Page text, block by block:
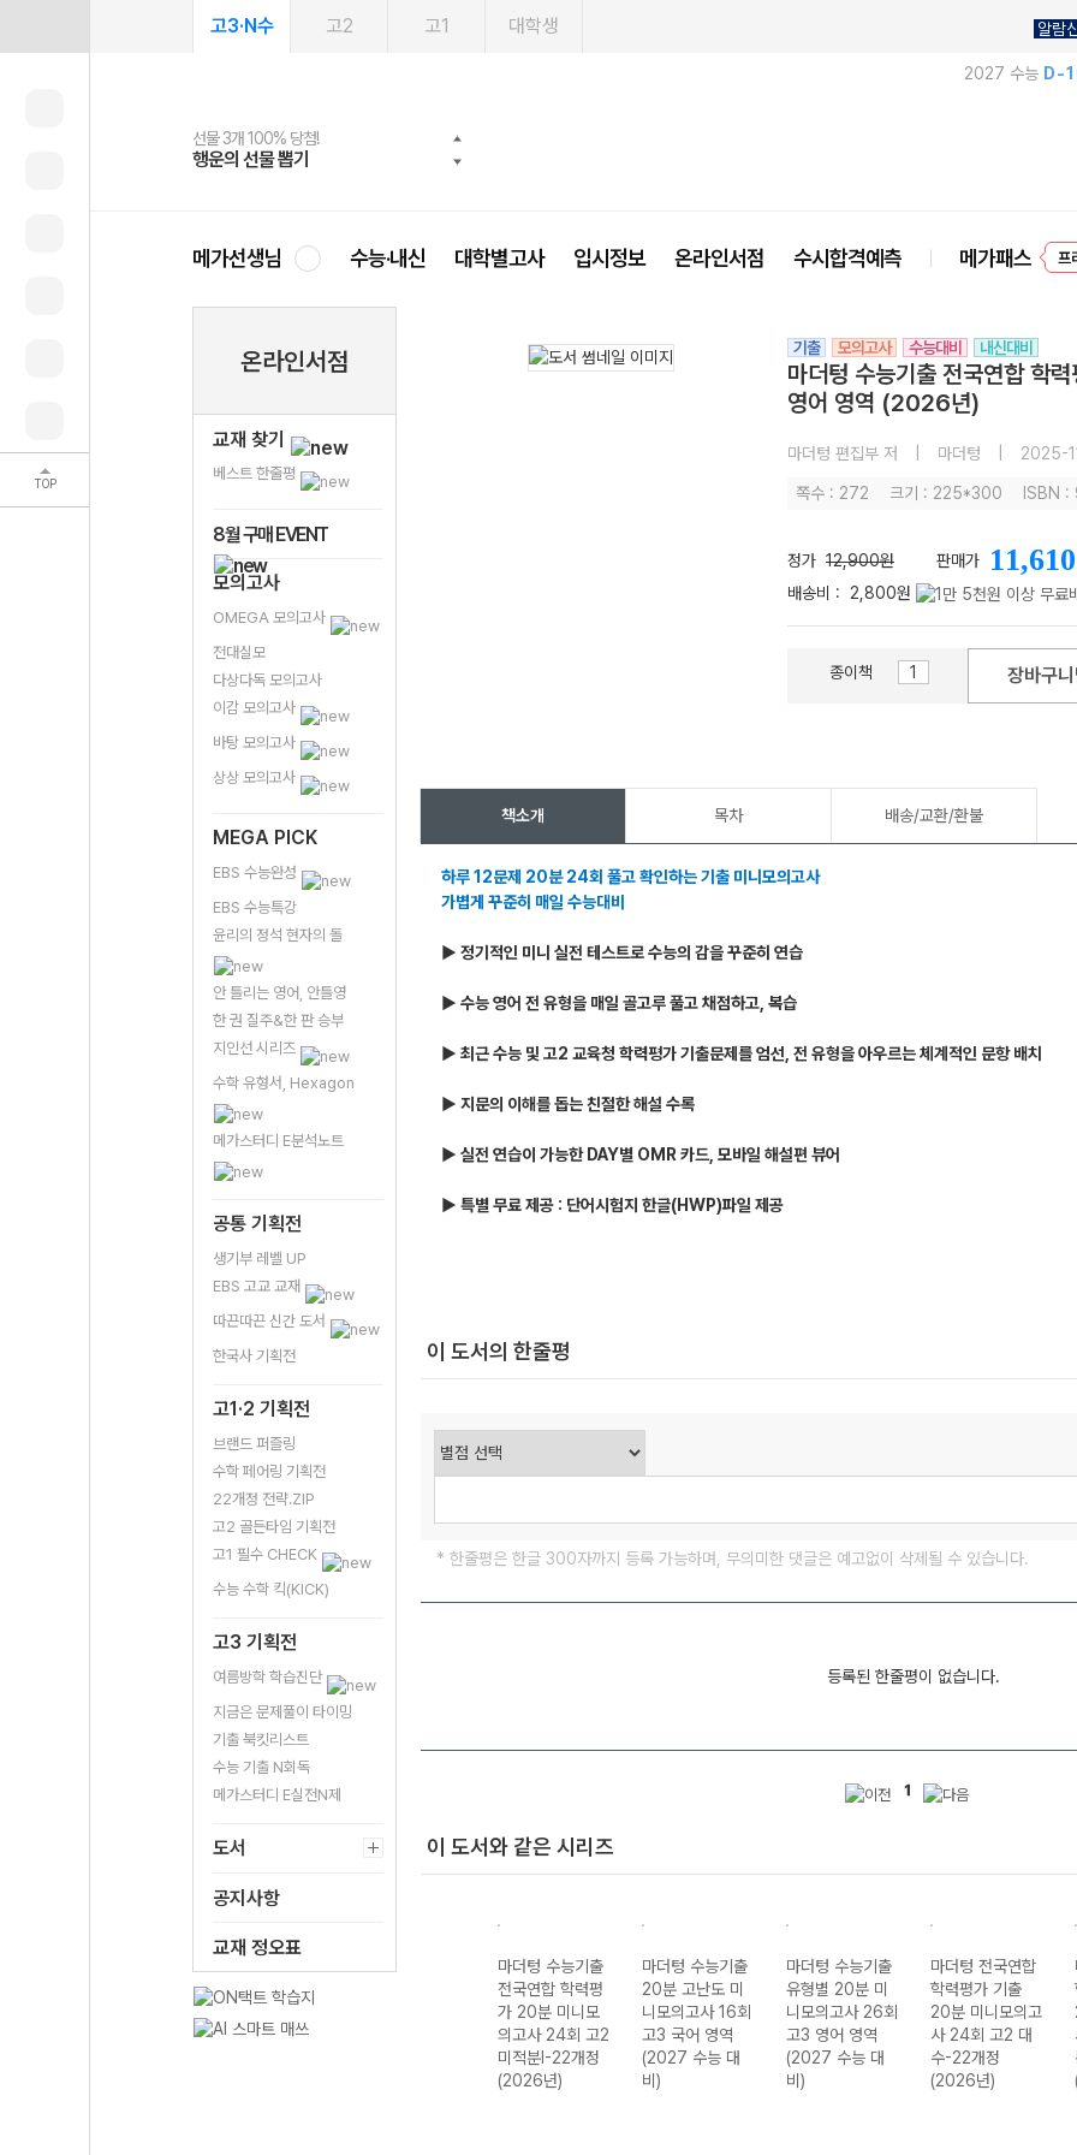
TOP
고3·N수 고2 고1 대학생 알람
2027 수능 D-
선물 3개 100% 당첨!
행운의 선물 뽑기
선물 100% 증정!
메가스터디 X 올리브
여름방학 스터디 캐시백
메가런 썸머스쿨
2027 러셀 단과
강사 공개선발
스마트러닝앱
설문 EVENT
메가패스
3일 무료 체험권
메가패스 수강생 무료혜택!
메가클럽 멤버십
사회공헌 캠페인
희망이룸 메가나눔
메가선생님 수능·내신 대학별고사 입시정보 온라인서점 수시합격예측 메가패스
프
온라인서점
교재 찾기
베스트 한줄평
8월 구매 EVENT
모의고사
OMEGA 모의고사
전대실모
다상다독 모의고사
이감 모의고사
바탕 모의고사
상상 모의고사
MEGA PICK
EBS 수능완성
EBS 수능특강
윤리의 정석 현자의 돌
안 틀리는 영어, 안틀영
한 권 질주&한 판 승부
지인선 시리즈
수학 유형서, Hexagon
메가스터디 E분석노트
공통 기획전
생기부 레벨 UP
EBS 고교 교재
따끈따끈 신간 도서
한국사 기획전
고1·2 기획전
브랜드 퍼즐링
수학 페어링 기획전
22개정 전략.ZIP
고2 골든타임 기획전
고1 필수 CHECK
수능 수학 킥(KICK)
고3 기획전
여름방학 학습진단
지금은 문제풀이 타이밍
기출 북킷리스트
수능 기출 N회독
메가스터디 E실전N제
도서
공지사항
교재 정오표
기출 모의고사 수능대비 내신대비
마더텅 수능기출 전국연합 학
영어 영역 (2026년)
마더텅 편집부 저 마더텅 2025-
쪽수 : 272 크기 : 225*300 ISBN
정가 12,900원 판매가 11,610
배송비 : 2,800원
종이책 장바구니
책소개 목차 배송/교환/환불
하루 12문제 20분 24회 풀고 확인하는 기출 미니모의고사
가볍게 꾸준히 매일 수능대비
▶ 정기적인 미니 실전 테스트로 수능의 감을 꾸준히 연습
▶ 수능 영어 전 유형을 매일 골고루 풀고 채점하고, 복습
▶ 최근 수능 및 고2 교육청 학력평가 기출문제를 엄선, 전 유형을 아우르는 체계적인 문항 배치
▶ 지문의 이해를 돕는 친절한 해설 수록
▶ 실전 연습이 가능한 DAY별 OMR 카드, 모바일 해설편 뷰어
▶ 특별 무료 제공 : 단어시험지 한글(HWP)파일 제공
이 도서의 한줄평
* 한줄평은 한글 300자까지 등록 가능하며, 무의미한 댓글은 예고없이 삭제될 수 있습니다.
등록된 한줄평이 없습니다.
1
이 도서와 같은 시리즈
전국연합 학력평
가 20분 미니모
의고사 24회 고2
마더텅 수능기출
전국연합 학력평
가 20분 미니모
의고사 24회 고2
미적분I-22개정
(2026년)
마더텅 수능기출
20분 고난도 미
니모의고사 16회
고3 국어 영역
(2027 수능 대
비)
마더텅 수능기출
유형별 20분 미
니모의고사 26회
고3 영어 영역
(2027 수능 대
비)
마더텅 전국연합
학력평가 기출
20분 미니모의고
사 24회 고2 대
수-22개정
(2026년)